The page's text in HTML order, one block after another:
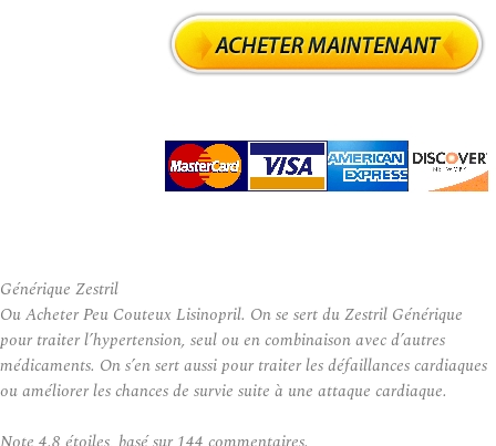
Générique Zestril
Ou Acheter Peu Couteux Lisinopril. On se sert du Zestril Générique
pour traiter l’hypertension, seul ou en combinaison avec d’autres
médicaments. On s’en sert aussi pour traiter les défaillances cardiaques
ou améliorer les chances de survie suite à une attaque cardiaque.